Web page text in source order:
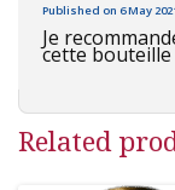
Published on 6 May
Je
cette
Related